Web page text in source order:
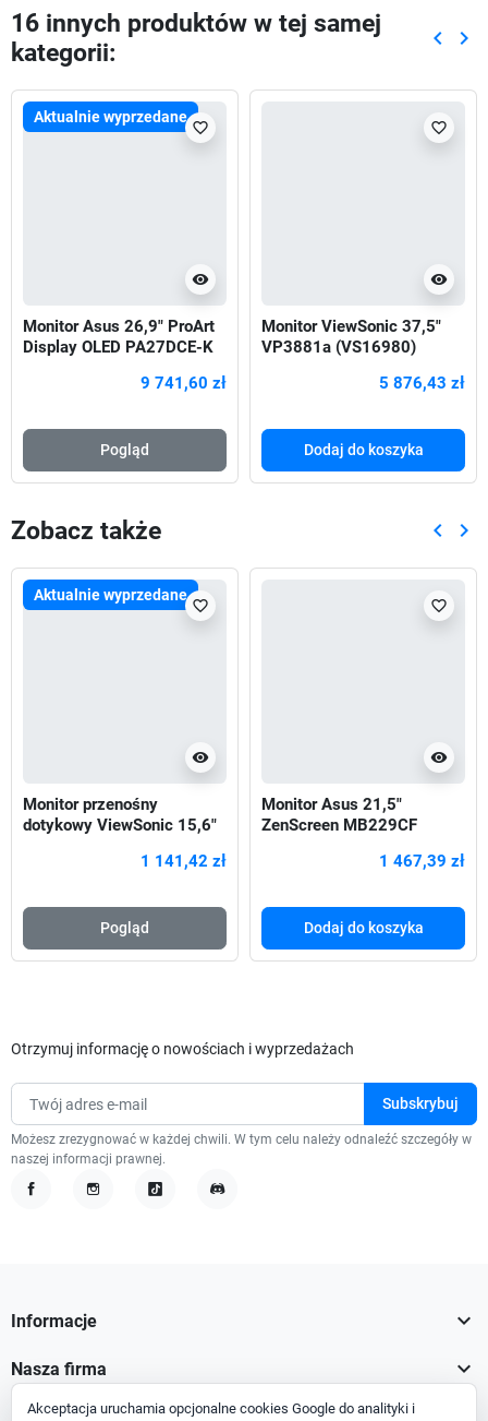
16 innych produktów w tej samej
kategorii:
keyboard_arrow_left keyboard_arrow_right
Aktualnie wyprzedane
visibility
favorite_border
Monitor Asus 26,9" ProArt
Display OLED PA27DCE-K
9 741,60 zł
Pogląd
visibility
favorite_border
Monitor ViewSonic 37,5"
VP3881a (VS16980)
5 876,43 zł
Dodaj do koszyka
Zobacz także keyboard_arrow_left keyboard_arrow_right
Aktualnie wyprzedane
visibility
favorite_border
Monitor przenośny
dotykowy ViewSonic 15,6"
(VS17495) HDMI1 141,42 zł
Pogląd
visibility
favorite_border
Monitor Asus 21,5"
ZenScreen MB229CF
1 467,39 zł
Dodaj do koszyka
Otrzymuj informację o nowościach i wyprzedażach
Możesz zrezygnować w każdej chwili. W tym celu należy odnaleźć szczegóły w
naszej informacji prawnej.
Informacje 
Nasza firma 
Akceptacja uruchamia opcjonalne cookies Google do analityki i